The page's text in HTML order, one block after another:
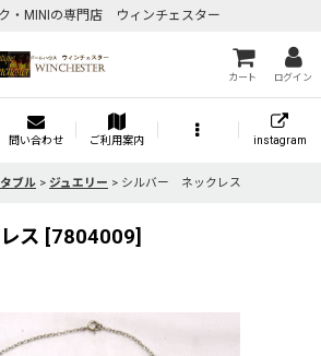
・MINIの専門店 ウィンチェスター
カート ログイン
問い合わせ ご利用案内 instagram
ブル > ジュエリー > シルバー ネックレス
ス [7804009]